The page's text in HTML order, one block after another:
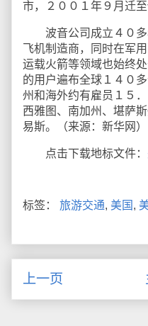
市，２００１年９月迁
波音公司成立４０多
飞机制造商，同时在军
运载火箭等领域也始终
的用户遍布全球１４０
州和海外约有雇员１５
西雅图、南加州、堪萨
易斯。（来源：新华网）
点击下载地标文件：
标签： 旅游交通, 美国 ,
上一页